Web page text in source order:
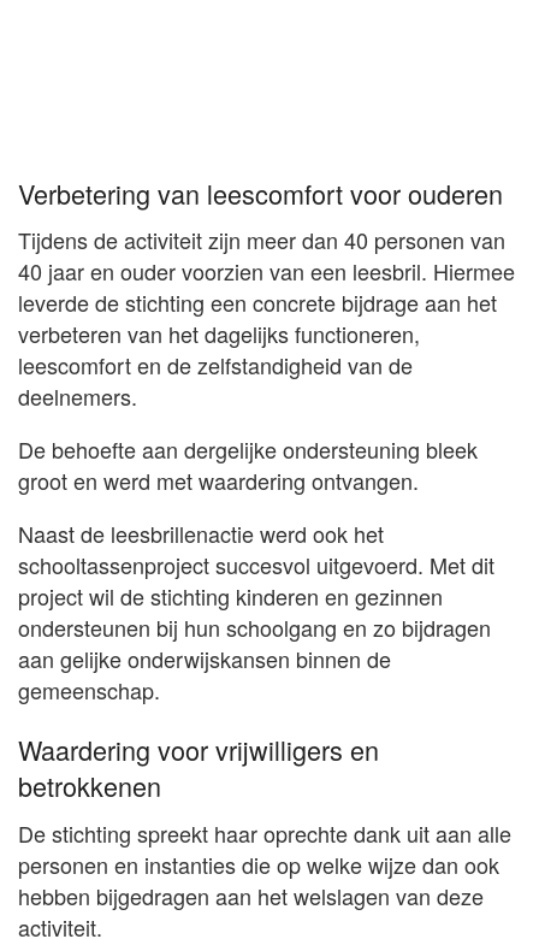
Verbetering van leescomfort voor ouderen
Tijdens de activiteit zijn meer dan 40 personen van
40 jaar en ouder voorzien van een leesbril. Hiermee
leverde de stichting een concrete bijdrage aan het
verbeteren van het dagelijks functioneren,
leescomfort en de zelfstandigheid van de
deelnemers.
De behoefte aan dergelijke ondersteuning bleek
groot en werd met waardering ontvangen.
Naast de leesbrillenactie werd ook het
schooltassenproject succesvol uitgevoerd. Met dit
project wil de stichting kinderen en gezinnen
ondersteunen bij hun schoolgang en zo bijdragen
aan gelijke onderwijskansen binnen de
gemeenschap.
Waardering voor vrijwilligers en
betrokkenen
De stichting spreekt haar oprechte dank uit aan alle
personen en instanties die op welke wijze dan ook
hebben bijgedragen aan het welslagen van deze
activiteit.